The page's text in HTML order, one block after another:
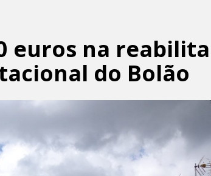
euros na
do Bolão